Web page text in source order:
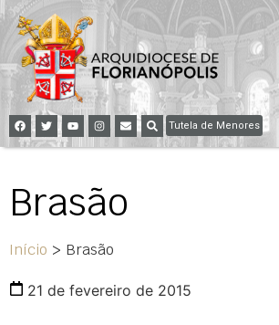
Tutela de Menores
Brasão
Início > Brasão
21 de fevereiro de 2015